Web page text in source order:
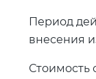
Период
внесения
Стоимость